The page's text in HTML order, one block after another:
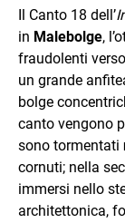
Il Canto 18 dell’
in Malebolge,
fraudolenti
un grande
bolge
canto vengono
sono tormentati
cornuti; nella
immersi nello
architettonica,